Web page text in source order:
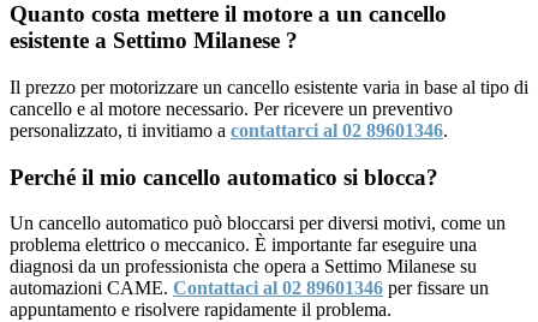
Quanto costa mettere il motore a un cancello
esistente a Settimo Milanese ?
Il prezzo per motorizzare un cancello esistente varia in base al tipo di
cancello e al motore necessario. Per ricevere un preventivo
personalizzato, ti invitiamo a contattarci al 02 89601346.
Perché il mio cancello automatico si blocca?
Un cancello automatico può bloccarsi per diversi motivi, come un
problema elettrico o meccanico. È importante far eseguire una
diagnosi da un professionista che opera a Settimo Milanese su
automazioni CAME. Contattaci al 02 89601346 per fissare un
appuntamento e risolvere rapidamente il problema.